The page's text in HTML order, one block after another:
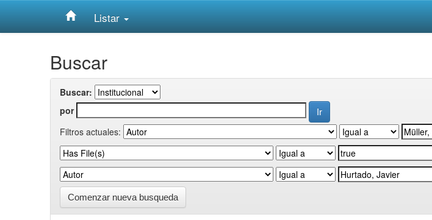
Listar
Buscar
Buscar:
por
Filtros actuales:
Comenzar nueva busqueda